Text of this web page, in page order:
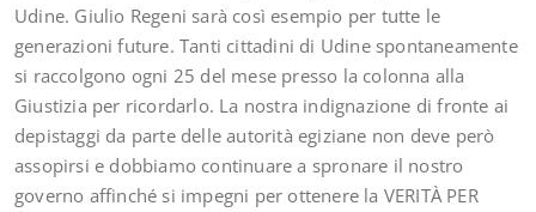
Udine. Giulio Regeni sarà così esempio per tutte le
generazioni future. Tanti cittadini di Udine spontaneamente
si raccolgono ogni 25 del mese presso la colonna alla
Giustizia per ricordarlo. La nostra indignazione di fronte ai
depistaggi da parte delle autorità egiziane non deve però
assopirsi e dobbiamo continuare a spronare il nostro
governo affinché si impegni per ottenere la VERITÀ PER